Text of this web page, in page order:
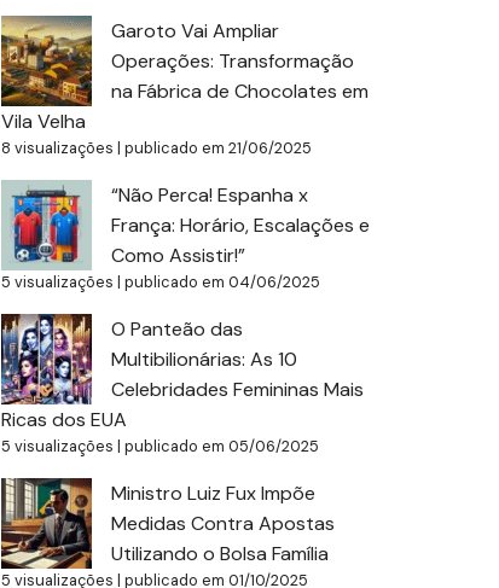
Garoto Vai Ampliar
Operações: Transformação
na Fábrica de Chocolates em
Vila Velha
8 visualizações | publicado em 21/06/2025
“Não Perca! Espanha x
França: Horário, Escalações e
Como Assistir!”
5 visualizações | publicado em 04/06/2025
O Panteão das
Multibilionárias: As 10
Celebridades Femininas Mais
Ricas dos EUA
5 visualizações | publicado em 05/06/2025
Ministro Luiz Fux Impõe
Medidas Contra Apostas
Utilizando o Bolsa Família
5 visualizações | publicado em 01/10/2025